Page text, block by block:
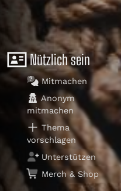
Nützlich sein
Mitmachen
Anonym
mitmachen
Thema
vorschlagen
Unterstützen
Merch & Shop